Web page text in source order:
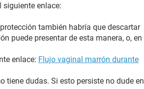
enlace:
también habría que descartar
puede presentar de esta manera, o, en
enlace: Flujo vaginal marrón durante
tiene dudas. Si esto persiste no dude en